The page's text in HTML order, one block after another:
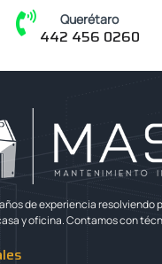
Querétaro
442 456 0260
de experiencia resolviendo
y oficina. Contamos con